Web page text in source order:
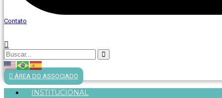
Contato
ÁREA DO ASSOCIADO
INSTITUCIONAL